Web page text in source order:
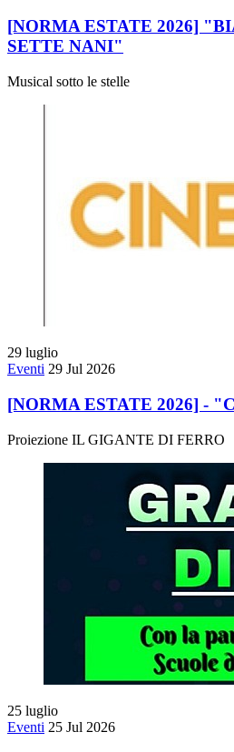
[NORMA ESTATE 2026]
SETTE NANI"
Musical sotto le stelle
29 luglio
Eventi 29 Jul 2026
[NORMA ESTATE 2026] -
Proiezione IL GIGANTE DI FERRO
25 luglio
Eventi 25 Jul 2026